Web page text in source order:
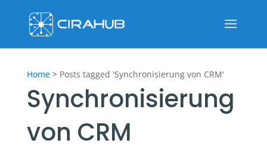
Home > Posts tagged 'Synchronisierung von CRM'
Synchronisierung
von CRM